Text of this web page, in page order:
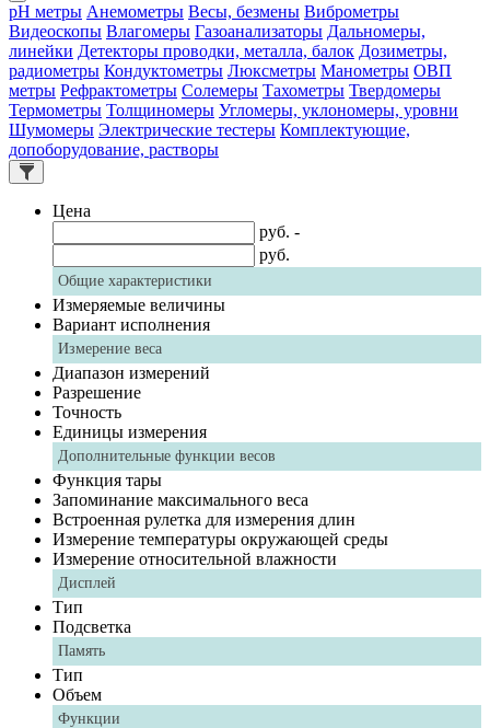
pH метры Анемометры Весы, безмены Виброметры
Видеоскопы Влагомеры Газоанализаторы Дальномеры,
линейки Детекторы проводки, металла, балок Дозиметры,
радиометры Кондуктометры Люксметры Манометры ОВП
метры Рефрактометры Солемеры Тахометры Твердомеры
Термометры Толщиномеры Угломеры, уклономеры, уровни
Шумомеры Электрические тестеры Комплектующие,
допоборудование, растворы
Цена
руб. -
руб.
Общие характеристики
Измеряемые величины
Вариант исполнения
Измерение веса
Диапазон измерений
Разрешение
Точность
Единицы измерения
Дополнительные функции весов
Функция тары
Запоминание максимального веса
Встроенная рулетка для измерения длин
Измерение температуры окружающей среды
Измерение относительной влажности
Дисплей
Тип
Подсветка
Память
Тип
Объем
Функции